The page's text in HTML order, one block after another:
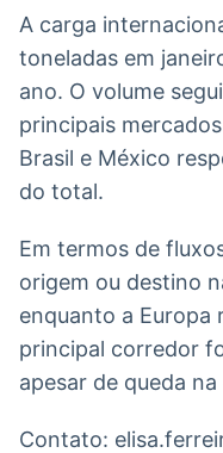
Tecnologia
A carga
toneladas em
ano. O volume
principais
Brasil e México
do total.
Em termos de
origem ou destino
enquanto a Europa
principal corredor
apesar de queda
Contato: